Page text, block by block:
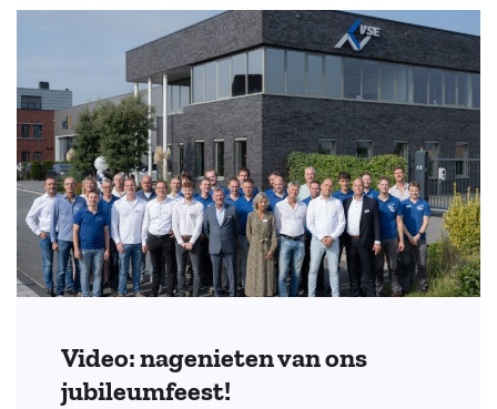
Video: nagenieten van ons
jubileumfeest!